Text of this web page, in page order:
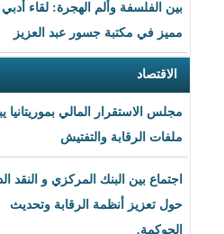
الهجرة: لقاء أدبي
جسور عبد العزيز
المالي بموريتانيا يبحث
والتفتيش
المركزي و النقد الدولي
الرقابة وتحديث